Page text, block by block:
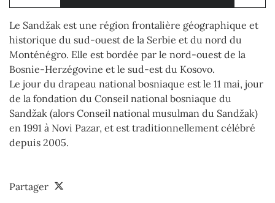
Le Sandžak est une région frontalière géographique et
historique du sud-ouest de la Serbie et du nord du
Monténégro. Elle est bordée par le nord-ouest de la
Bosnie-Herzégovine et le sud-est du Kosovo.
Le jour du drapeau national bosniaque est le 11 mai, jour
de la fondation du Conseil national bosniaque du
Sandžak (alors Conseil national musulman du Sandžak)
en 1991 à Novi Pazar, et est traditionnellement célébré
depuis 2005.
Partager